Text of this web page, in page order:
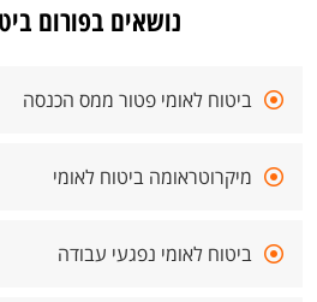
נושאים בפורום
ביטוח לאומי פטור ממס הכנסה
מיקרוטראומה ביטוח לאומי
ביטוח לאומי נפגעי עבודה